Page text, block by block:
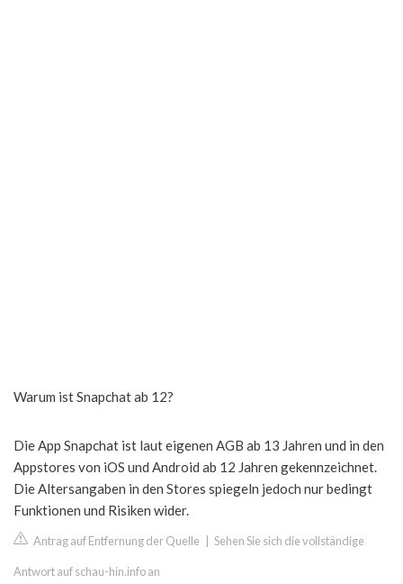
Warum ist Snapchat ab 12?
Die App Snapchat ist laut eigenen AGB ab 13 Jahren und in den
Appstores von iOS und Android ab 12 Jahren gekennzeichnet.
Die Altersangaben in den Stores spiegeln jedoch nur bedingt
Funktionen und Risiken wider.
Antrag auf Entfernung der Quelle Sehen Sie sich die vollständige
Antwort auf schau-hin.info an